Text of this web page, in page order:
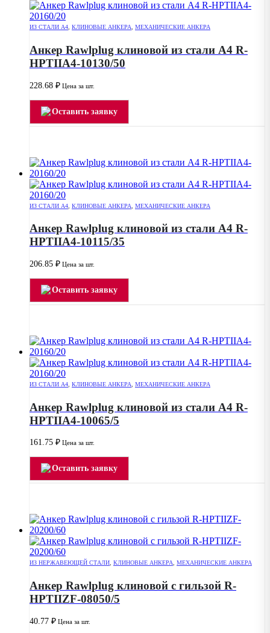
ИЗ СТАЛИ А4 КЛИНОВЫЕ АНКЕРА МЕХАНИЧЕСКИЕ АНКЕРА
Анкер Rawlplug клиновой из стали А4 R-
HPTIIA4-10130/50
228.68 ₽ Цена за шт.
Оставить заявку
ИЗ СТАЛИ А4 КЛИНОВЫЕ АНКЕРА МЕХАНИЧЕСКИЕ АНКЕРА
Анкер Rawlplug клиновой из стали А4 R-
HPTIIA4-10115/35
206.85 ₽ Цена за шт.
Оставить заявку
ИЗ СТАЛИ А4 КЛИНОВЫЕ АНКЕРА МЕХАНИЧЕСКИЕ АНКЕРА
Анкер Rawlplug клиновой из стали А4 R-
HPTIIA4-10065/5
161.75 ₽ Цена за шт.
Оставить заявку
ИЗ НЕРЖАВЕЮЩЕЙ СТАЛИ, КЛИНОВЫЕ АНКЕРА, МЕХАНИЧЕСКИЕ АНКЕРА
Анкер Rawlplug клиновой с гильзой R-
HPTIIZF-08050/5
40.77 ₽ Цена за шт.